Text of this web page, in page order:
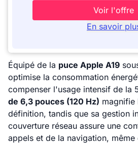
Voir l'offre
En savoir
Équipé de la puce Apple A19
optimise la consommation
compenser l'usage intensif de la
de 6,3 pouces (120 Hz) magnifie
définition, tandis que sa gestion
couverture réseau assure une
appels et de la navigation,